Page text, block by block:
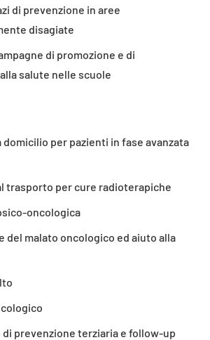
di prevenzione in aree
disagiate
di promozione e di
salute nelle scuole
domicilio per pazienti in fase avanzata
trasporto per cure radioterapiche
oncologica
del malato oncologico ed aiuto alla
prevenzione terziaria e follow-up